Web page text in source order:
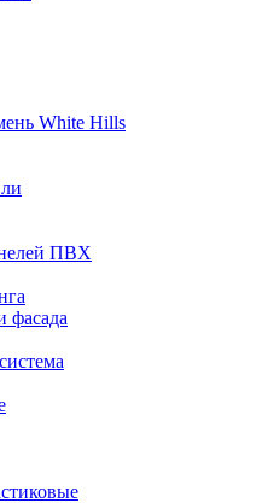
White Hills
ПВХ
фасада